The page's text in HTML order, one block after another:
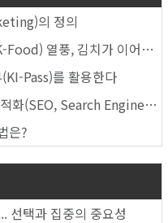
의 정의
열풍, 김치가 이어간다
Pass)를 활용한다
Search Engine Optimization)란
은?
선택과 집중의 중요성